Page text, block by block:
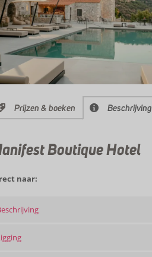
Prijzen & boeken Beschrijving
Boutique Hotel
naar: